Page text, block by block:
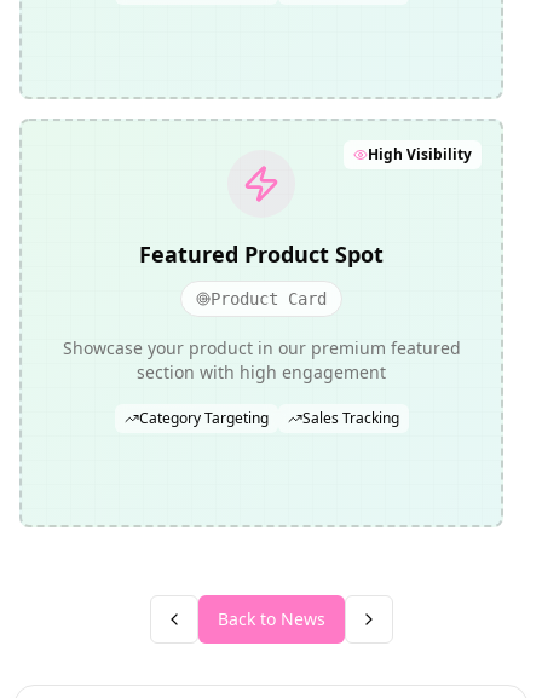
Featured Product Spot
Product Card
Showcase your product in our premium featured
section with high engagement
Category Targeting Sales Tracking
High Visibility
Back to News